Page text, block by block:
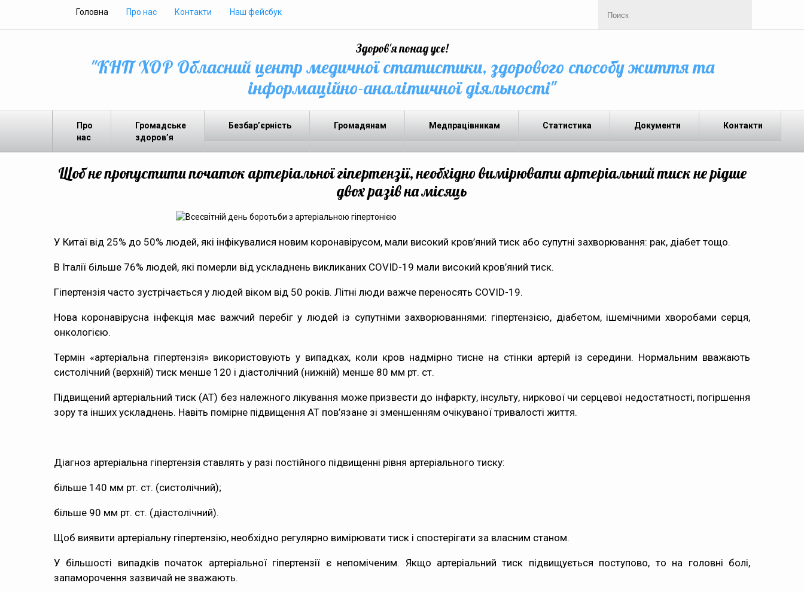
Головна Про нас Контакти Наш фейсбук
Здоров'я понад усе!
"КНП ХОР Обласний центр медичної статистики, здорового способу життя та
інформаційно-аналітичної діяльності"
Про
нас
Громадське
здоров’я
Безбар’єрність Громадянам Медпрацівникам Статистика Документи Контакти
Щоб не пропустити початок артеріальної гіпертензії, необхідно вимірювати артеріальний тиск не рідше
двох разів на місяць
У Китаї від 25% до 50% людей, які інфікувалися новим коронавірусом, мали високий кров’яний тиск або супутні захворювання: рак, діабет тощо.
В Італії більше 76% людей, які померли від ускладнень викликаних COVID-19 мали високий кров’яний тиск.
Гіпертензія часто зустрічається у людей віком від 50 років. Літні люди важче переносять COVID-19.
Нова коронавірусна інфекція має важчий перебіг у людей із супутніми захворюваннями: гіпертензією, діабетом, ішемічними хворобами серця,
онкологією.
Термін «артеріальна гіпертензія» використовують у випадках, коли кров надмірно тисне на стінки артерій із середини. Нормальним вважають
систолічний (верхній) тиск менше 120 і діастолічний (нижній) менше 80 мм рт. ст.
Підвищений артеріальний тиск (АТ) без належного лікування може призвести до інфаркту, інсульту, ниркової чи серцевої недостатності, погіршення
зору та інших ускладнень. Навіть помірне підвищення АТ пов’язане зі зменшенням очікуваної тривалості життя.
Діагноз артеріальна гіпертензія ставлять у разі постійного підвищенні рівня артеріального тиску:
більше 140 мм рт. ст. (систолічний);
більше 90 мм рт. ст. (діастолічний).
Щоб виявити артеріальну гіпертензію, необхідно регулярно вимірювати тиск і спостерігати за власним станом.
У більшості випадків початок артеріальної гіпертензії є непоміченим. Якщо артеріальний тиск підвищується поступово, то на головні болі,
запаморочення зазвичай не зважають.